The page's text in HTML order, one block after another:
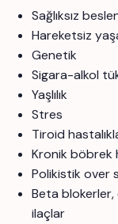
Sağlıksız
Hareketsiz
Genetik
Sigara-alkol
Yaşlılık
Stres
Tiroid
Kronik böbrek
Polikistik over
Beta
ilaçlar